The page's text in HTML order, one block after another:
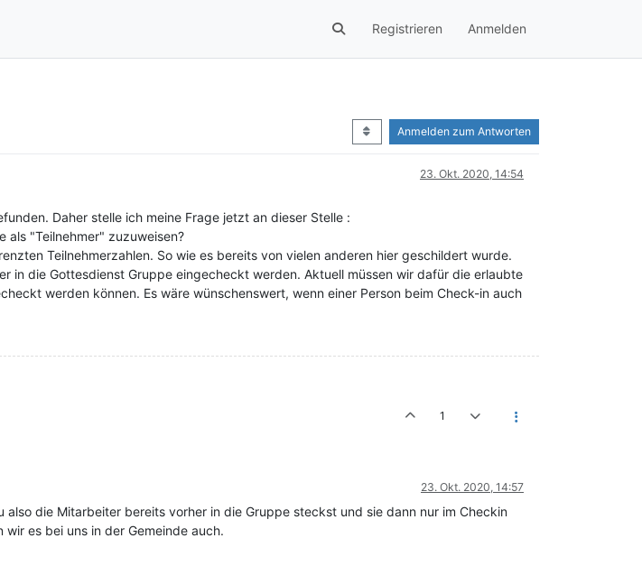
Registrieren Anmelden
Anmelden zum Antworten
23. Okt. 2020, 14:54
Daher stelle ich meine Frage jetzt an dieser Stelle :
als "Teilnehmer" zuzuweisen?
Teilnehmerzahlen. So wie es bereits von vielen anderen hier geschildert wurde.
in die Gottesdienst Gruppe eingecheckt werden. Aktuell müssen wir dafür die erlaubte
werden können. Es wäre wünschenswert, wenn einer Person beim Check-in auch
1
23. Okt. 2020, 14:57
die Mitarbeiter bereits vorher in die Gruppe steckst und sie dann nur im Checkin
es bei uns in der Gemeinde auch.